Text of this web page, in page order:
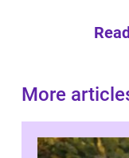
More